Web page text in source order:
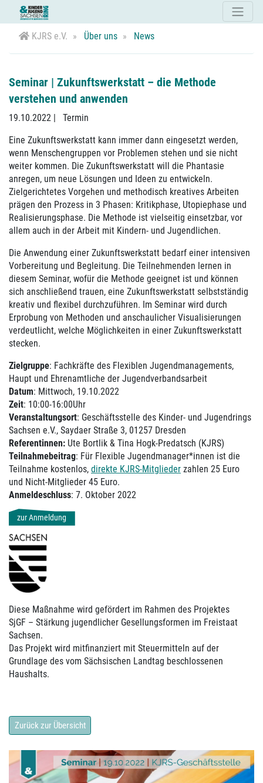
KJRS e.V. Über uns News
Seminar | Zukunftswerkstatt – die Methode
verstehen und anwenden
19.10.2022
Termin
Eine Zukunftswerkstatt kann immer dann eingesetzt werden,
wenn Menschengruppen vor Problemen stehen und sie nicht
weiter kommen. Die Zukunftswerkstatt will die Phantasie
anregen, um neue Lösungen und Ideen zu entwickeln.
Zielgerichtetes Vorgehen und methodisch kreatives Arbeiten
prägen den Prozess in 3 Phasen: Kritikphase, Utopiephase und
Realisierungsphase. Die Methode ist vielseitig einsetzbar, vor
allem auch in der Arbeit mit Kindern- und Jugendlichen.
Die Anwendung einer Zukunftswerkstatt bedarf einer intensiven
Vorbereitung und Begleitung. Die Teilnehmenden lernen in
diesem Seminar, wofür die Methode geeignet ist und können
sich anschließend trauen, eine Zukunftswerkstatt selbstständig
kreativ und flexibel durchzuführen. Im Seminar wird durch
Erprobung von Methoden und anschaulicher Visualisierungen
verdeutlicht, welche Möglichkeiten in einer Zukunftswerkstatt
stecken.
Zielgruppe: Fachkräfte des Flexiblen Jugendmanagements,
Haupt und Ehrenamtliche der Jugendverbandsarbeit
Datum: Mittwoch, 19.10.2022
Zeit: 10:00-16:00Uhr
Veranstaltungsort: Geschäftsstelle des Kinder- und Jugendrings
Sachsen e.V., Saydaer Straße 3, 01257 Dresden
Referentinnen: Ute Bortlik & Tina Hogk-Predatsch (KJRS)
Teilnahmebeitrag: Für Flexible Jugendmanager*innen ist die
Teilnahme kostenlos, direkte KJRS-Mitglieder zahlen 25 Euro
und Nicht-Mitglieder 45 Euro.
Anmeldeschluss: 7. Oktober 2022
zur Anmeldung
Diese Maßnahme wird gefördert im Rahmen des Projektes
SjGF – Stärkung jugendlicher Gesellungsformen im Freistaat
Sachsen.
Das Projekt wird mitfinanziert mit Steuermitteln auf der
Grundlage des vom Sächsischen Landtag beschlossenen
Haushalts.
Zurück zur Übersicht